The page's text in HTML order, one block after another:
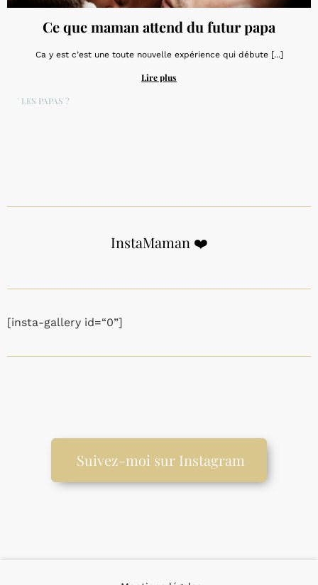
Ce que maman attend du futur papa
Ca y est c’est une toute nouvelle expérience qui débute [...]
Lire plus
ET LES PAPAS ?
InstaMaman ❤️
[insta-gallery id=“0”]
Suivez-moi sur Instagram